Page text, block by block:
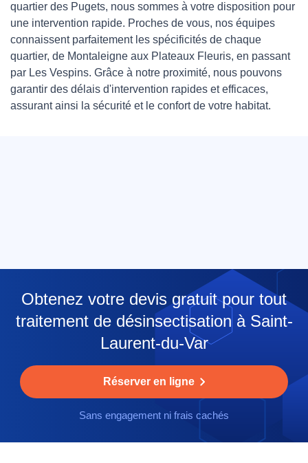
quartier des Pugets, nous sommes à votre disposition pour
une intervention rapide. Proches de vous, nos équipes
connaissent parfaitement les spécificités de chaque
quartier, de Montaleigne aux Plateaux Fleuris, en passant
par Les Vespins. Grâce à notre proximité, nous pouvons
garantir des délais d'intervention rapides et efficaces,
assurant ainsi la sécurité et le confort de votre habitat.
Obtenez votre devis gratuit pour tout
traitement de désinsectisation à Saint-
Laurent-du-Var
Réserver en ligne
Sans engagement ni frais cachés